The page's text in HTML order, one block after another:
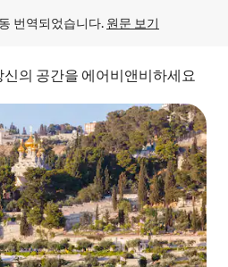
번역되었습니다. 원문 보기
신의 공간을 에어비앤비하세요